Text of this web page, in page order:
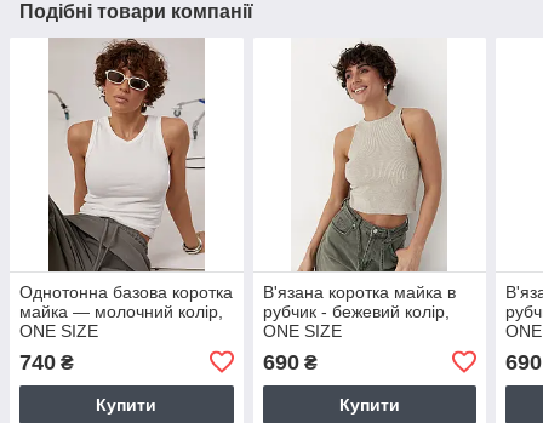
Подібні товари компанії
Однотонна базова коротка
майка — молочний колір,
ONE SIZE
740 ₴
Купити
В'язана коротка майка в
рубчик - бежевий колір,
ONE SIZE
690₴
Купити
690